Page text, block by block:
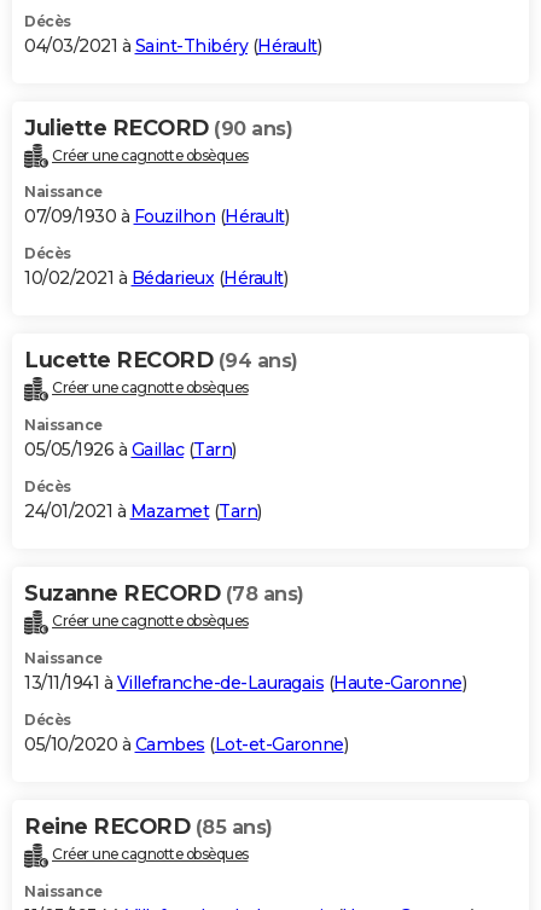
Décès
04/03/2021 à Saint-Thibéry(Hérault)
Juliette RECORD (90 ans)
Créer une cagnotte obsèques
Naissance
07/09/1930 à Fouzilhon (Hérault)
Décès
10/02/2021 à Bédarieux(Hérault)
Lucette RECORD (94 ans)
Créer une cagnotte obsèques
Naissance
05/05/1926 à Gaillac(Tarn)
Décès
24/01/2021 à Mazamet(Tarn)
Suzanne RECORD (78 ans)
Créer une cagnotte obsèques
Naissance
13/11/1941 à Villefranche-de-Lauragais (Haute-Garonne)
Décès
05/10/2020 à Cambes (Lot-et-Garonne)
Reine RECORD (85 ans)
Créer une cagnotte obsèques
Naissance